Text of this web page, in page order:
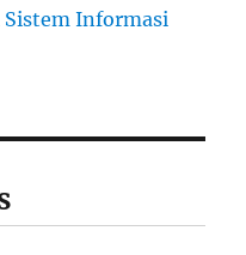
Sistem Informasi